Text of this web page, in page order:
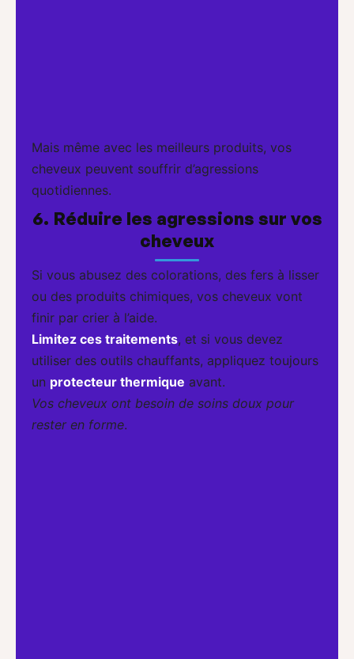
Mais même avec les meilleurs produits, vos
cheveux peuvent souffrir d’agressions
quotidiennes.
6. Réduire les agressions sur vos
cheveux
Si vous abusez des colorations, des fers à lisser
ou des produits chimiques, vos cheveux vont
finir par crier à l’aide.
Limitez ces traitements, et si vous devez
utiliser des outils chauffants, appliquez toujours
un protecteur thermique avant.
Vos cheveux ont besoin de soins doux pour
rester en forme.